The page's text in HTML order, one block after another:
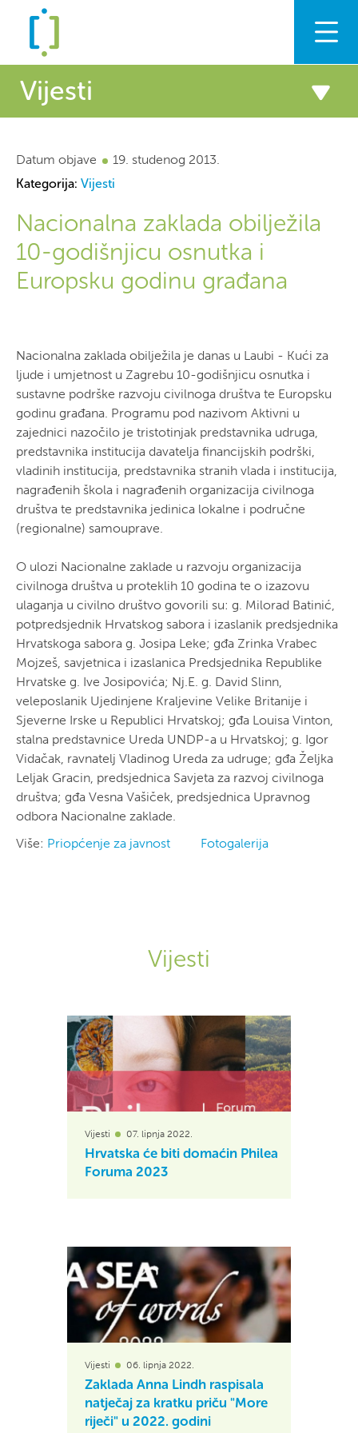
Zaklada
Podrška
Vijesti
Hrvatski English
godišnjicu osnutka i Europsku godinu građana
Vijesti
Vijesti
Priopćenja
Civilno društvo i EU
Datum objave
19. studenog 2013.
Kategorija: Vijesti
Nacionalna zaklada obilježila
10-godišnjicu osnutka i
Europsku godinu građana
Nacionalna zaklada obilježila je danas u Laubi - Kući za
ljude i umjetnost u Zagrebu 10-godišnjicu osnutka i
sustavne podrške razvoju civilnoga društva te Europsku
godinu građana. Programu pod nazivom Aktivni u
zajednici nazočilo je tristotinjak predstavnika udruga,
predstavnika institucija davatelja financijskih podrški,
vladinih institucija, predstavnika stranih vlada i institucija,
nagrađenih škola i nagrađenih organizacija civilnoga
društva te predstavnika jedinica lokalne i područne
(regionalne) samouprave.
O ulozi Nacionalne zaklade u razvoju organizacija
civilnoga društva u proteklih 10 godina te o izazovu
ulaganja u civilno društvo govorili su: g. Milorad Batinić,
potpredsjednik Hrvatskog sabora i izaslanik predsjednika
Hrvatskoga sabora g. Josipa Leke; gđa Zrinka Vrabec
Mojzeš, savjetnica i izaslanica Predsjednika Republike
Hrvatske g. Ive Josipovića; Nj.E. g. David Slinn,
veleposlanik Ujedinjene Kraljevine Velike Britanije i
Sjeverne Irske u Republici Hrvatskoj; gđa Louisa Vinton,
stalna predstavnice Ureda UNDP-a u Hrvatskoj; g. Igor
Vidačak, ravnatelj Vladinog Ureda za udruge; gđa Željka
Leljak Gracin, predsjednica Savjeta za razvoj civilnoga
društva; gđa Vesna Vašiček, predsjednica Upravnog
odbora Nacionalne zaklade.
Više: Priopćenje za javnost Fotogalerija
Vijesti
Vijesti 07. lipnja 2022.
Hrvatska će biti domaćin Philea
Foruma 2023
Vijesti 06. lipnja 2022.
Zaklada Anna Lindh raspisala
natječaj za kratku priču "More
riječi" u 2022. godini